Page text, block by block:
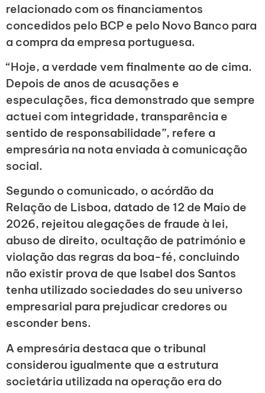
relacionado com os financiamentos
concedidos pelo BCP e pelo Novo Banco para
a compra da empresa portuguesa.
“Hoje, a verdade vem finalmente ao de cima.
Depois de anos de acusações e
especulações, fica demonstrado que sempre
actuei com integridade, transparência e
sentido de responsabilidade”, refere a
empresária na nota enviada à comunicação
social.
Segundo o comunicado, o acórdão da
Relação de Lisboa, datado de 12 de Maio de
2026, rejeitou alegações de fraude à lei,
abuso de direito, ocultação de património e
violação das regras da boa-fé, concluindo
não existir prova de que Isabel dos Santos
tenha utilizado sociedades do seu universo
empresarial para prejudicar credores ou
esconder bens.
A empresária destaca que o tribunal
considerou igualmente que a estrutura
societária utilizada na operação era do